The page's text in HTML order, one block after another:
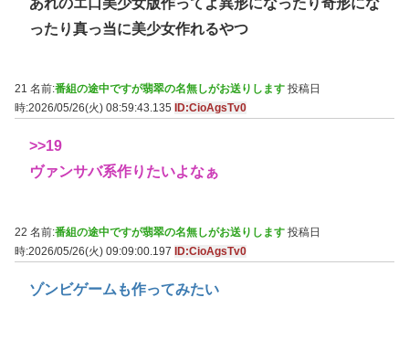
ったり真っ当に美少女作れるやつ
21 名前:番組の途中ですが翡翠の名無しがお送りします 投稿日
時:2026/05/26(火) 08:59:43.135
ID:CioAgsTv0
>>19
ヴァンサバ系作りたいよなぁ
22 名前:番組の途中ですが翡翠の名無しがお送りします 投稿日
時:2026/05/26(火) 09:09:00.197 ID:CioAgsTv0
ゾンビゲームも作ってみたい